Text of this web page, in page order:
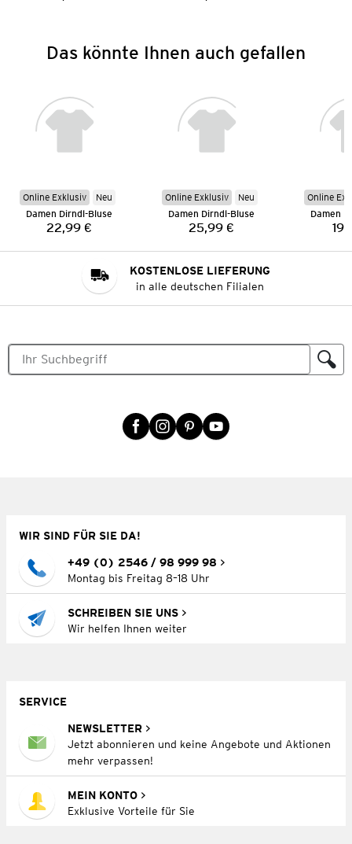
Das könnte Ihnen auch gefallen
Online Exklusiv
Neu
Damen Dirndl-Bluse
Preis:
22,99 €
Online Exklusiv
Neu
Damen Dirndl-Bluse
Preis:
25,99 €
Online
Damen
KOSTENLOSE LIEFERUNG
in alle deutschen Filialen
WIR SIND FÜR SIE DA!
+49 (0) 2546 / 98 999 98
Montag bis Freitag 8–18 Uhr
SCHREIBEN SIE UNS
Wir helfen Ihnen weiter
SERVICE
NEWSLETTER
Jetzt abonnieren und keine Angebote und Aktionen
mehr verpassen!
MEIN KONTO
Exklusive Vorteile für Sie